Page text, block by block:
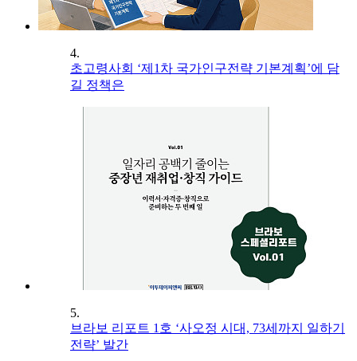
4.
초고령사회 ‘제1차 국가인구전략 기본계획’에 담
길 정책은
5.
브라보 리포트 1호 ‘사오정 시대, 73세까지 일하기
전략’ 발간